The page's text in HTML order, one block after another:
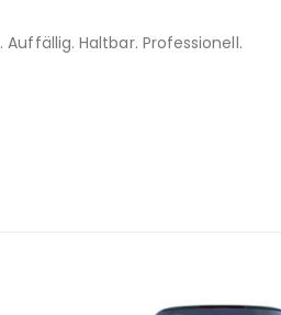
. Auffällig. Haltbar. Professionell.